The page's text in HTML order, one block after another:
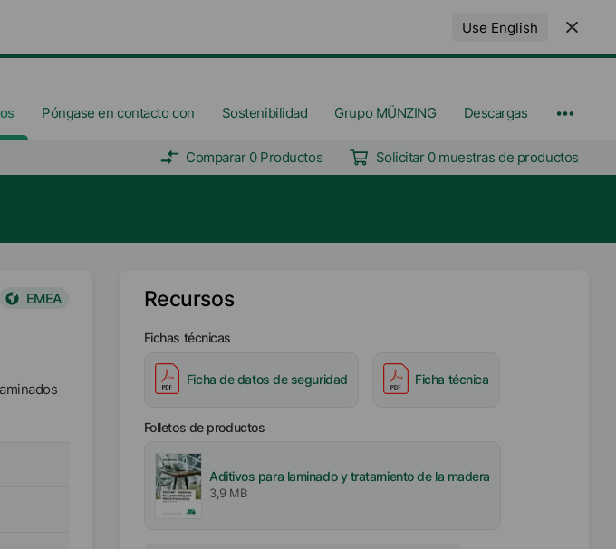
Use English
Póngase en contacto con Sostenibilidad Grupo MÜNZING Descargas
Comparar 0 Productos Solicitar 0 muestras de productos
EMEA Recursos
Fichas técnicas
Ficha de datos de seguridad Ficha técnica
Folletos de productos
Aditivos para laminado y tratamiento de la madera
3,9 MB